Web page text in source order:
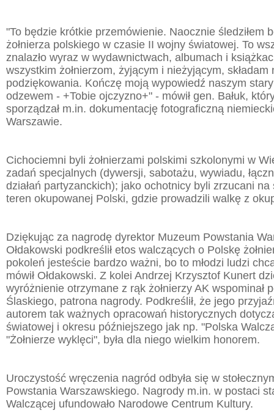
"To będzie krótkie przemówienie. Naocznie śledziłem
żołnierza polskiego w czasie II wojny światowej. To
znalazło wyraz w wydawnictwach, albumach i
wszystkim żołnierzom, żyjącym i nieżyjącym,
podziękowania. Kończę moją wypowiedź naszym
odzewem - +Tobie ojczyzno+" - mówił gen. Bałuk,
sporządzał m.in. dokumentację fotograficzną
Warszawie.
Cichociemni byli żołnierzami polskimi szkolonymi w
zadań specjalnych (dywersji, sabotażu, wywiadu,
działań partyzanckich); jako ochotnicy byli zrzucani
teren okupowanej Polski, gdzie prowadzili walkę z
Dziękując za nagrodę dyrektor Muzeum Powstania
Ołdakowski podkreślił etos walczących o Polskę
pokoleń jesteście bardzo ważni, bo to młodzi ludzi
mówił Ołdakowski. Z kolei Andrzej Krzysztof Kunert
wyróżnienie otrzymane z rąk żołnierzy AK wspominał
Ślaskiego, patrona nagrody. Podkreślił, że jego
autorem tak ważnych opracowań historycznych
światowej i okresu późniejszego jak np. "Polska
"Żołnierze wyklęci", była dla niego wielkim honorem.
Uroczystość wręczenia nagród odbyła się w
Powstania Warszawskiego. Nagrody m.in. w postaci
Walczącej ufundowało Narodowe Centrum Kultury.